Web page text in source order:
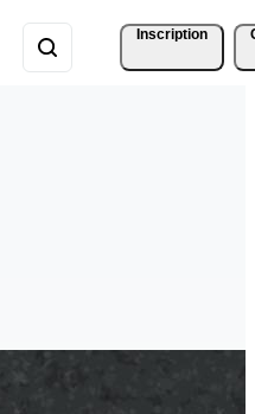
Inscription